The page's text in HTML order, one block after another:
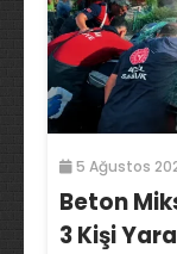
5 Ağustos
Beton
3 Kişi